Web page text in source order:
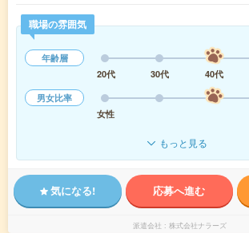
職場の雰囲気
年齢層
20代
30代 40代
男女比率
女性
もっと見る
気になる! 応募へ進む
派遣会社 株式会社ナラーズ